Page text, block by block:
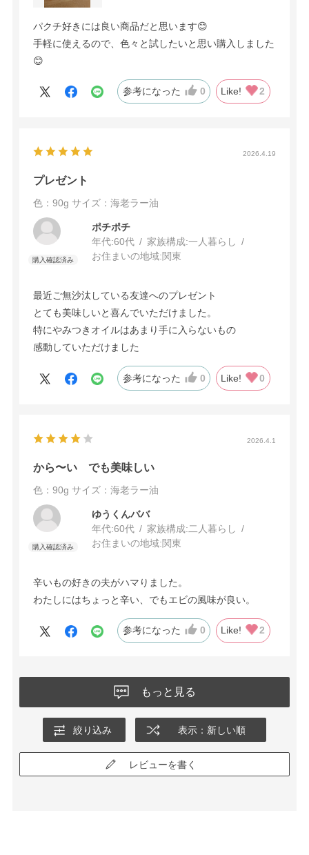
パクチ好きには良い商品だと思います😊
手軽に使えるので、色々と試したいと思い購入しました
😊
参考になった 0 Like! 2
2026.4.19
プレゼント
色：90g サイズ：海老ラー油
ポチポチ
年代:60代 家族構成:一人暮らし
お住まいの地域:関東
最近ご無沙汰している友達へのプレゼント
とても美味しいと喜んでいただけました。
特にやみつきオイルはあまり手に入らないもの
感動していただけました
参考になった 0 Like! 0
2026.4.1
から〜い でも美味しい
色：90g サイズ：海老ラー油
ゆうくんババ
年代:60代 家族構成:二人暮らし
お住まいの地域:関東
辛いもの好きの夫がハマりました。
わたしにはちょっと辛い、でもエビの風味が良い。
参考になった 0 Like! 2
もっと見る
絞り込み 表示：新しい順
レビューを書く